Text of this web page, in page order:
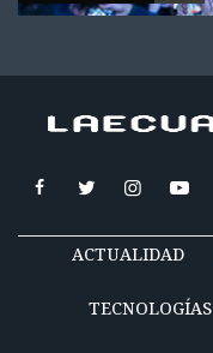
ACTUALIDAD
TECNOLOGÍAS